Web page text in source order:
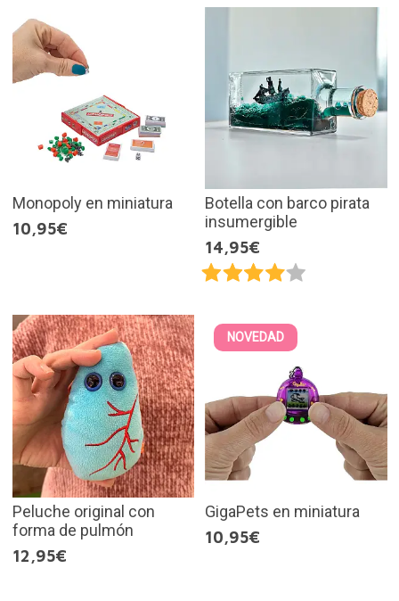
Monopoly en miniatura
10,95€
Botella con barco pirata
insumergible
14,95€
Peluche original con
forma de pulmón
12,95€
NOVEDAD
GigaPets en miniatura
10,95€